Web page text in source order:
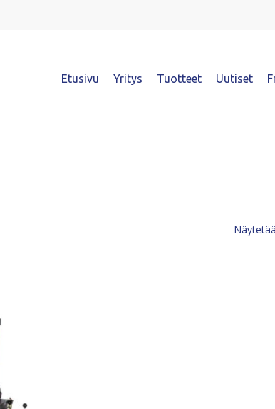
Etusivu Yritys Tuotteet Uutiset